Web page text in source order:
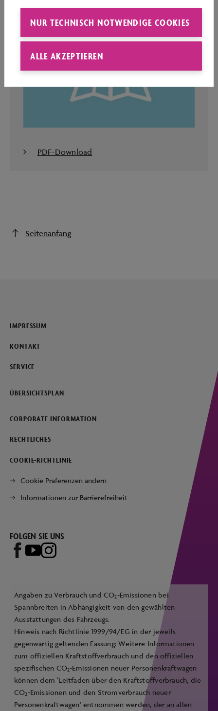
PDF-Download
Seitenanfang
IMPRESSUM
KONTAKT
SERVICE
ÜBERSICHTSPLAN
CORPORATE INFORMATION
RECHTLICHES
COOKIE-RICHTLINIE
Cookie Präferenzen ändern
Informationen zur Barrierefreiheit
FOLGEN SIE UNS
Angaben zu Verbrauch und CO2-Emissionen bei
Spannbreiten in Abhängigkeit von den gewählten
Ausstattungen des Fahrzeugs.
Hinweis nach Richtlinie 1999/94/EG in der jeweils
gegenwärtig geltenden Fassung: Weitere Informationen
zum offiziellen Kraftstoffverbrauch und den offiziellen
spezifischen CO2-Emissionen neuer Personenkraftwagen
können dem 'Leitfaden über den Kraftstoffverbrauch, die
CO2-Emissionen und den Stromverbrauch neuer
Personenkraftwagen' entnommen werden, der an allen
NUR TECHNISCH NOTWENDIGE COOKIES
ALLE AKZEPTIEREN